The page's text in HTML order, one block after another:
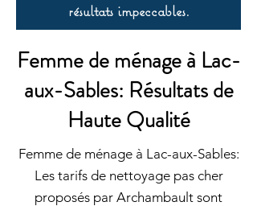
résultats impeccables.
Femme de ménage à Lac-
aux-Sables: Résultats de
Haute Qualité
Femme de ménage à Lac-aux-Sables:
Les tarifs de nettoyage pas cher
proposés par Archambault sont